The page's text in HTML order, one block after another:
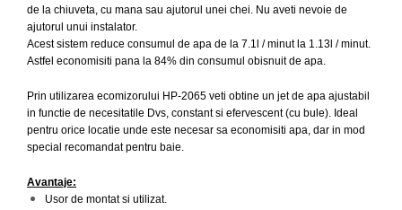
de la chiuveta, cu mana sau ajutorul unei chei. Nu aveti nevoie de
ajutorul unui instalator.
Acest sistem reduce consumul de apa de la 7.1l / minut la 1.13l / minut.
Astfel economisiti pana la 84% din consumul obisnuit de apa.
Prin utilizarea ecomizorului HP-2065 veti obtine un jet de apa ajustabil
in functie de necesitatile Dvs, constant si efervescent (cu bule). Ideal
pentru orice locatie unde este necesar sa economisiti apa, dar in mod
special recomandat pentru baie.
Avantaje:
Usor de montat si utilizat.